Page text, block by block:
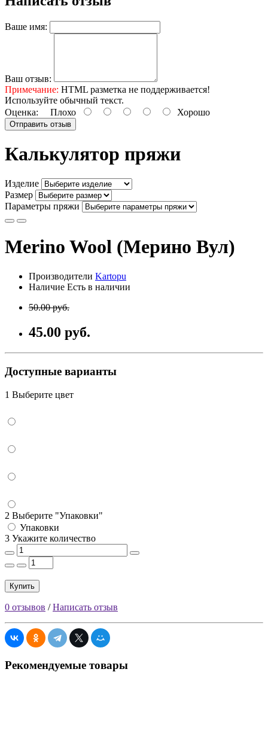
Ваше имя:
Ваш отзыв:
Примечание: HTML разметка не поддерживается!
Используйте обычный текст.
Оценка: Плохо Хорошо
Отправить отзыв
Калькулятор пряжи
Изделие
Размер
Параметры пряжи
Merino Wool (Мерино Вул)
Производители Kartopu
Наличие Есть в наличии
50.00 руб.
45.00 руб.
Доступные варианты
1 Выберите цвет
2 Выберите "Упаковки"
Упаковки
3 Укажите количество
Купить
0 отзывов /Написать отзыв
Рекомендуемые товары